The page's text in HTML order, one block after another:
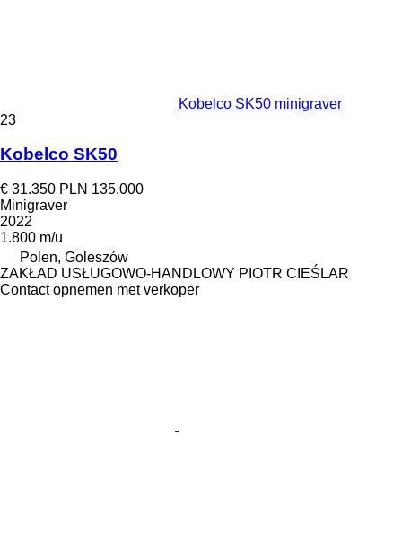
Kobelco SK50 minigraver
23
Kobelco SK50
€ 31.350 PLN 135.000
Minigraver
2022
1.800 m/u
Polen, Goleszów
ZAKŁAD USŁUGOWO-HANDLOWY PIOTR CIEŚLAR
Contact opnemen met verkoper